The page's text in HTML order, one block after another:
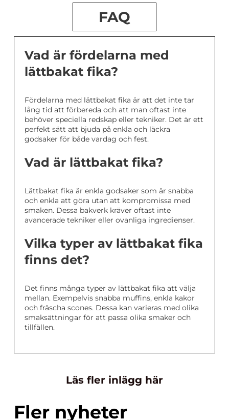
FAQ
Vad är fördelarna med
lättbakat fika?
Fördelarna med lättbakat fika är att det inte tar
lång tid att förbereda och att man oftast inte
behöver speciella redskap eller tekniker. Det är ett
perfekt sätt att bjuda på enkla och läckra
godsaker för både vardag och fest.
Vad är lättbakat fika?
Lättbakat fika är enkla godsaker som är snabba
och enkla att göra utan att kompromissa med
smaken. Dessa bakverk kräver oftast inte
avancerade tekniker eller ovanliga ingredienser.
Vilka typer av lättbakat fika
finns det?
Det finns många typer av lättbakat fika att välja
mellan. Exempelvis snabba muffins, enkla kakor
och fräscha scones. Dessa kan varieras med olika
smaksättningar för att passa olika smaker och
tillfällen.
Läs fler inlägg här
Fler nyheter